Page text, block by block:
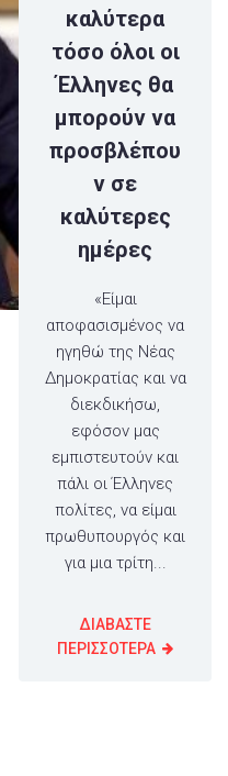
καλύτερα
τόσο όλοι οι
Έλληνες θα
μπορούν να
προσβλέπου
ν σε
καλύτερες
ημέρες
«Είμαι
αποφασισμένος να
ηγηθώ της Νέας
Δημοκρατίας και να
διεκδικήσω,
εφόσον μας
εμπιστευτούν και
πάλι οι Έλληνες
πολίτες, να είμαι
πρωθυπουργός και
για μια τρίτη...
ΔΙΑΒΑΣΤΕ
ΠΕΡΙΣΣΟΤΕΡΑ